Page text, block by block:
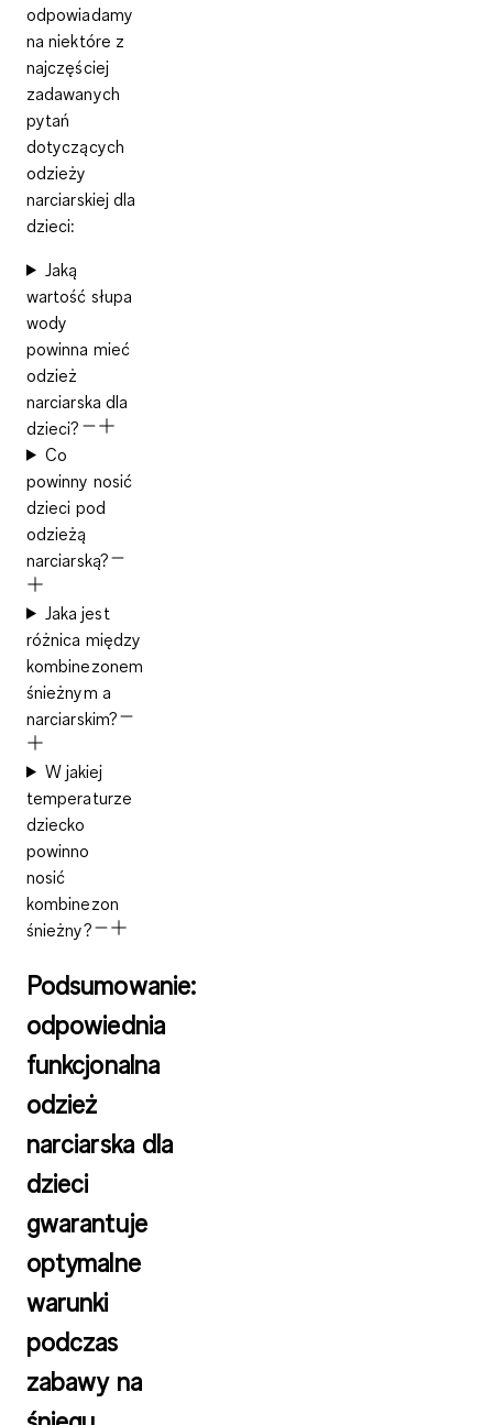
odpowiadamy
na niektóre z
najczęściej
zadawanych
pytań
dotyczących
odzieży
narciarskiej dla
dzieci:
Jaką
wartość słupa
wody
powinna mieć
odzież
narciarska dla
dzieci?
Co
powinny nosić
dzieci pod
odzieżą
narciarską?
Jaka jest
różnica między
kombinezonem
śnieżnym a
narciarskim?
W jakiej
temperaturze
dziecko
powinno
nosić
kombinezon
śnieżny?
Podsumowanie:
odpowiednia
funkcjonalna
odzież
narciarska dla
dzieci
gwarantuje
optymalne
warunki
podczas
zabawy na